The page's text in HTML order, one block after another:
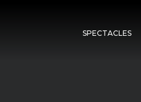
SPECTACLES